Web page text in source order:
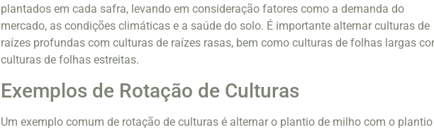
plantados em cada safra, levando em consideração fatores como a demanda do
mercado, as condições climáticas e a saúde do solo. É importante alternar culturas de
raízes profundas com culturas de raízes rasas, bem como culturas de folhas largas
culturas de folhas estreitas.
Exemplos de Rotação de Culturas
Um exemplo comum de rotação de culturas é alternar o plantio de milho com o